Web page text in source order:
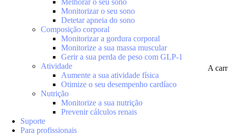
A
Melhorar o seu sono
Monitorizar o seu sono
Detetar apneia do sono
Composição corporal
Monitorizar a gordura corporal
Monitorize a sua massa muscular
Gerir a sua perda de peso com GLP-1
Atividade
Aumente a sua atividade física
Otimize o seu desempenho cardíaco
Nutrição
Monitorize a sua nutrição
Prevenir cálculos renais
Suporte
Para profissionais